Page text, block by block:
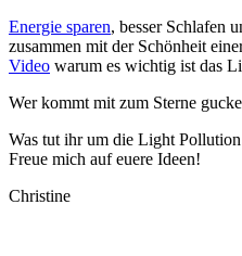
Energie sparen, besser Schlafen
zusammen mit der Schönheit
Video warum es wichtig ist das
Wer kommt mit zum Sterne
Was tut ihr um die Light
Freue mich auf euere Ideen!
Christine